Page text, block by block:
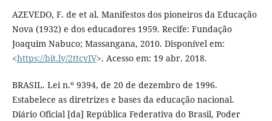
AZEVEDO, F. de et al. Manifestos dos pioneiros da Educação
Nova (1932) e dos educadores 1959. Recife: Fundação
Joaquim Nabuco; Massangana, 2010. Disponível em:
<https://bit.ly/2ttcvIV>. Acesso em: 19 abr. 2018.
BRASIL. Lei n.º 9394, de 20 de dezembro de 1996.
Estabelece as diretrizes e bases da educação nacional.
Diário Oficial [da] República Federativa do Brasil, Poder